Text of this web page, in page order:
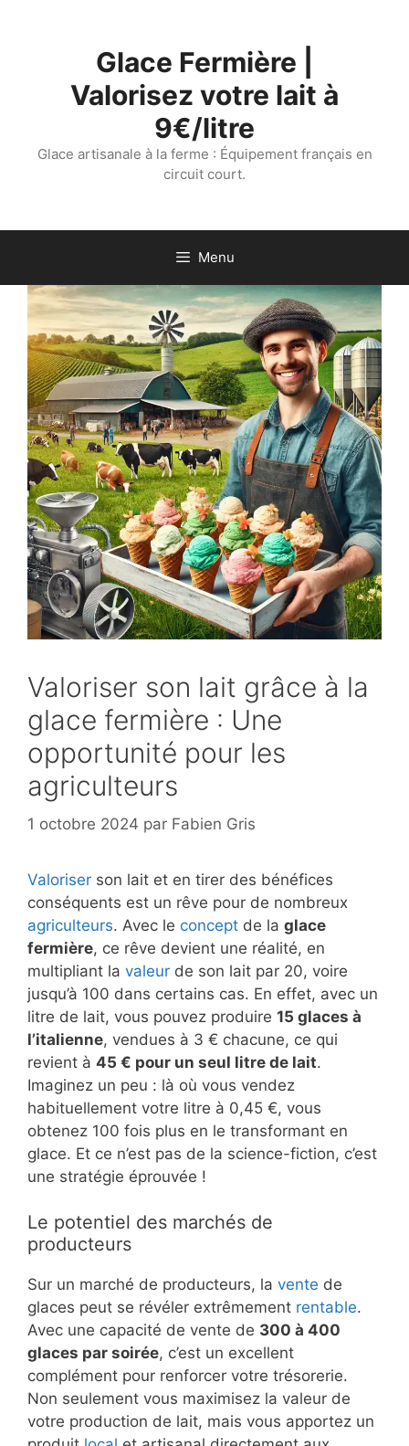
Glace Fermière |
Valorisez votre lait à
9€/litre
Glace artisanale à la ferme : Équipement français en
circuit court.
Menu
Valoriser son lait grâce à la
glace fermière : Une
opportunité pour les
agriculteurs
1 octobre 2024 par Fabien Gris
Valoriser son lait et en tirer des bénéfices
conséquents est un rêve pour de nombreux
agriculteurs. Avec le concept de la glace
fermière, ce rêve devient une réalité, en
multipliant la valeur de son lait par 20, voire
jusqu’à 100 dans certains cas. En effet, avec un
litre de lait, vous pouvez produire 15 glaces à
l’italienne, vendues à 3 € chacune, ce qui
revient à 45 € pour un seul litre de lait.
Imaginez un peu : là où vous vendez
habituellement votre litre à 0,45 €, vous
obtenez 100 fois plus en le transformant en
glace. Et ce n’est pas de la science-fiction, c’est
une stratégie éprouvée !
Le potentiel des marchés de
producteurs
Sur un marché de producteurs, la vente de
glaces peut se révéler extrêmement rentable.
Avec une capacité de vente de 300 à 400
glaces par soirée, c’est un excellent
complément pour renforcer votre trésorerie.
Non seulement vous maximisez la valeur de
votre production de lait, mais vous apportez un